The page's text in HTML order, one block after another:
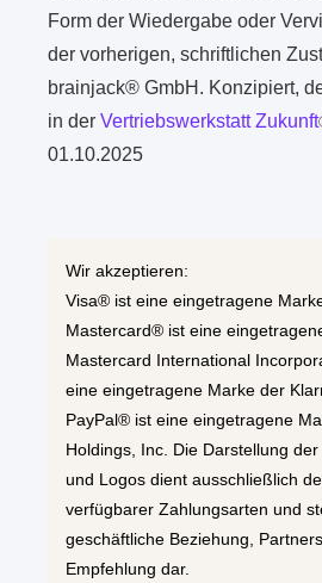
Form der Wiedergabe oder
der vorherigen, schriftlichen
brainjack® GmbH. Konzipiert,
in derVertriebswerkstatt Zukunft
01.10.2025
Wir akzeptieren:
Visa® ist eine eingetragene
Mastercard® ist eine
Mastercard International
eine eingetragene Marke der
PayPal® ist eine eingetragene
Holdings, Inc. Die Darstellung
und Logos dient ausschließlich
verfügbarer Zahlungsarten und
geschäftliche Beziehung,
Empfehlung dar.